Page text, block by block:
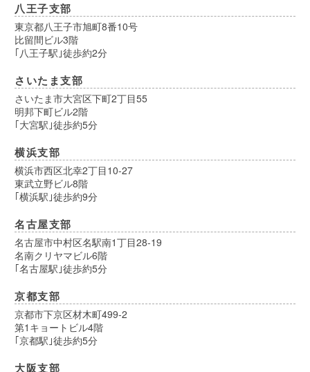
八王子支部
東京都八王子市旭町8番10号
比留間ビル3階
｢八王子駅｣徒歩約2分
さいたま支部
さいたま市大宮区下町2丁目55
明邦下町ビル2階
｢大宮駅｣徒歩約5分
横浜支部
横浜市西区北幸2丁目10-27
東武立野ビル8階
｢横浜駅｣徒歩約9分
名古屋支部
名古屋市中村区名駅南1丁目28-19
名南クリヤマビル6階
｢名古屋駅｣徒歩約5分
京都支部
京都市下京区材木町499-2
第1キョートビル4階
｢京都駅｣徒歩約5分
大阪支部